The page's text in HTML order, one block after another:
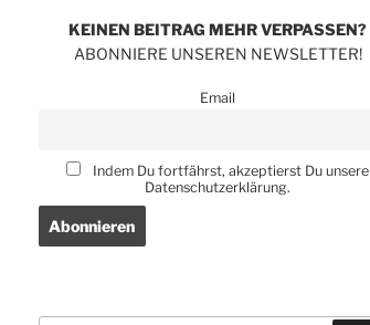
KEINEN BEITRAG MEHRVERPASSEN?
ABONNIERE UNSEREN NEWSLETTER!
Email
Indem Du fortfährst, akzeptierst Du unsere
Datenschutzerklärung.